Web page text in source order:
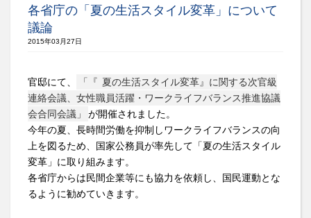
各省庁の「夏の生活スタイル変革」について
議論
2015年03月27日
官邸にて、 「『 夏の生活スタイル変革』に関する次官級
連絡会議、女性職員活躍・ワークライフバランス推進協議
会合同会議」
が開催されました。
今年の夏、長時間労働を抑制しワークライフバランスの向
上を図るため、国家公務員が率先して「夏の生活スタイル
変革」に取り組みます。
各省庁からは民間企業等にも協力を依頼し、国民運動とな
るように勧めていきます。